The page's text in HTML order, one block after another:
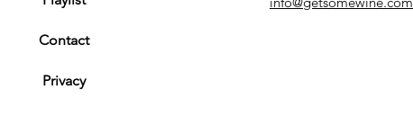
Contact
Privacy